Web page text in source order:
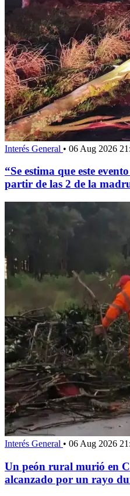
Interés General • 06 Aug 2026
“Se estima que este
partir de las 2 de la
Interés General • 06 Aug 2026
Un peón rural murió en
alcanzado por un rayo